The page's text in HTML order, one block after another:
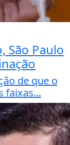
São Paulo
de que o
faixas...